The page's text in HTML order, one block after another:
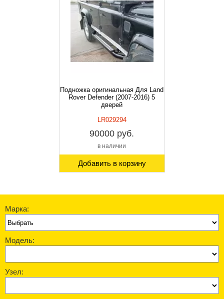
Подножка оригинальная Для Land
Rover Defender (2007-2016) 5
дверей
LR029294
90000 руб.
в наличии
Добавить в корзину
Марка:
Модель:
Узел: